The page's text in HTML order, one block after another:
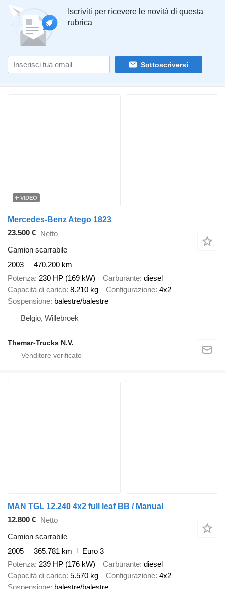
Iscriviti per ricevere le novità di questa
rubrica
Sottoscriversi
VIDEO
Mercedes-Benz Atego 1823
23.500 € Netto
Camion scarrabile
2003
470.200 km
Potenza 230 HP (169 kW) Carburante diesel
Capacità di carico 8.210 kg Configurazione 4x2
Sospensione balestre/balestre
Belgio, Willebroek
Themar-Trucks N.V.
MAN TGL 12.240 4x2 full leaf BB / Manual
12.800 € Netto
Camion scarrabile
2005
365.781 km
Euro 3
Potenza 239 HP (176 kW) Carburante diesel
Capacità di carico 5.570 kg Configurazione 4x2